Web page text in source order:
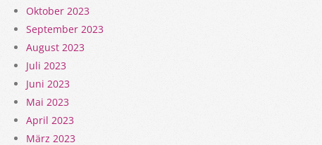
Oktober 2023
September 2023
August 2023
Juli 2023
Juni 2023
Mai 2023
April 2023
März 2023